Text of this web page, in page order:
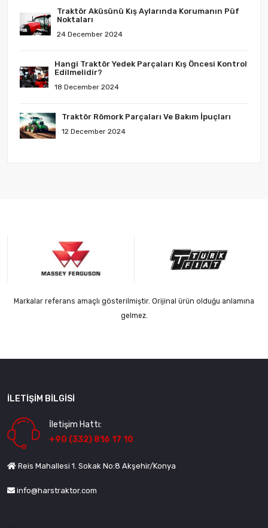
Traktör Aküsünü Kış Aylarında Korumanın Püf
Noktaları
24 December 2024
Hangi Traktör Yedek Parçaları Kış Öncesi Kontrol
Edilmelidir?
18 December 2024
Traktör Römork Parçaları Ve Bakım İpuçları
12 December 2024
Markalar referans amaçlı gösterilmiştir. Orijinal ürün olduğu anlamına
gelmez.
İLETIŞIM BILGISI
İletişim Hattı:
+90 (332) 816 17 10
Reis Mahallesi 1. Sokak No:8 Akşehir/Konya
info@harstraktor.com